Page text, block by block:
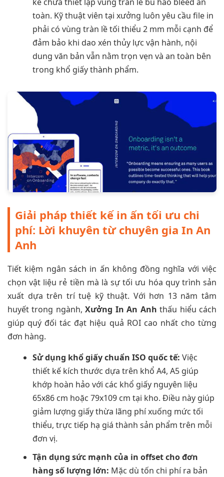
toàn. Kỹ thuật viên tại xưởng luôn yêu cầu file in
phải có vùng tràn lề tối thiểu 2 mm mỗi cạnh để
đảm bảo khi dao xén thủy lực vận hành, nội
dung văn bản vẫn nằm trọn vẹn và an toàn bên
trong khổ giấy thành phẩm.
Giải pháp thiết kế in ấn tối ưu chi
phí: Lời khuyên từ chuyên gia In An
Anh
Tiết kiệm ngân sách in ấn không đồng nghĩa với việc
chọn vật liệu rẻ tiền mà là sự tối ưu hóa quy trình sản
xuất dựa trên trí tuệ kỹ thuật. Với hơn 13 năm tâm
huyết trong ngành,Xưởng In An Anh thấu hiểu cách
giúp quý đối tác đạt hiệu quả ROI cao nhất cho từng
đơn hàng.
Sử dụng khổ giấy chuẩn ISO quốc tế: Việc
thiết kế kích thước dựa trên khổ A4, A5 giúp
khớp hoàn hảo với các khổ giấy nguyên liệu
65x86 cm hoặc 79x109 cm tại kho. Điều này giúp
giảm lượng giấy thừa lãng phí xuống mức tối
thiểu, trực tiếp hạ giá thành sản phẩm trên mỗi
đơn vị.
Tận dụng sức mạnh của in offset cho đơn
hàng số lượng lớn: Mặc dù tốn chi phí ra bản